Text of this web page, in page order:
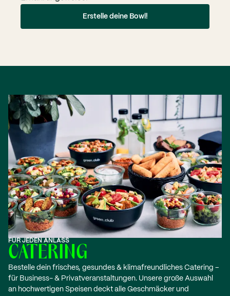
Erstelle deine Bowl!
FÜR JEDEN ANLASS
CATERING
Bestelle dein frisches, gesundes & klimafreundliches Catering –
für Business- & Privatveranstaltungen. Unsere große Auswahl
an hochwertigen Speisen deckt alle Geschmäcker und